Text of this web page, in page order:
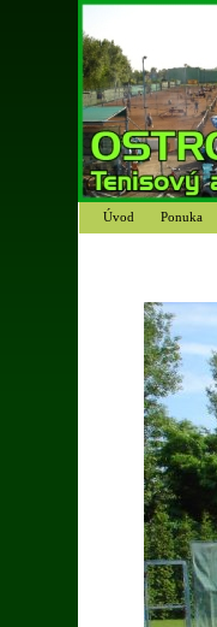
Úvod Ponuka